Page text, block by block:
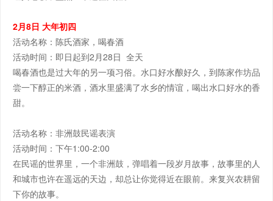
2月8日 大年初四
活动名称：陈氏酒家，喝春酒
活动时间：即日起到2月28日 全天
喝春酒也是过大年的另一项习俗。水口好水酿好久，到陈家作坊品
尝一下醇正的米酒，酒水里盛满了水乡的情谊，喝出水口好水的香
甜。
活动名称：非洲鼓民谣表演
活动时间：下午1:00-2:00
在民谣的世界里，一个非洲鼓，弹唱着一段岁月故事，故事里的人
和城市也许在遥远的天边，却总让你觉得近在眼前。来复兴农耕留
下你的故事。